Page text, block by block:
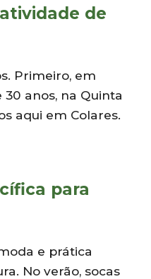
de
Primeiro, em
30 anos, na Quinta
aqui em Colares.
para
e prática
No verão, socas